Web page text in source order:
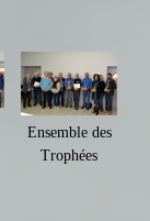
Ensemble des
Trophées